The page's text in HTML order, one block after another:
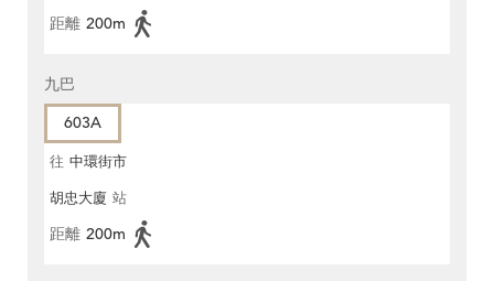
距離 200m
九巴
603A
往 中環街市
胡忠大廈 站
距離 200m